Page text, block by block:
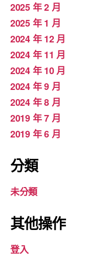
2025 年 2 月
2025 年 1 月
2024 年 12 月
2024 年 11 月
2024 年 10 月
2024 年 9 月
2024 年 8 月
2019 年 7 月
2019 年 6 月
分類
未分類
其他操作
登入